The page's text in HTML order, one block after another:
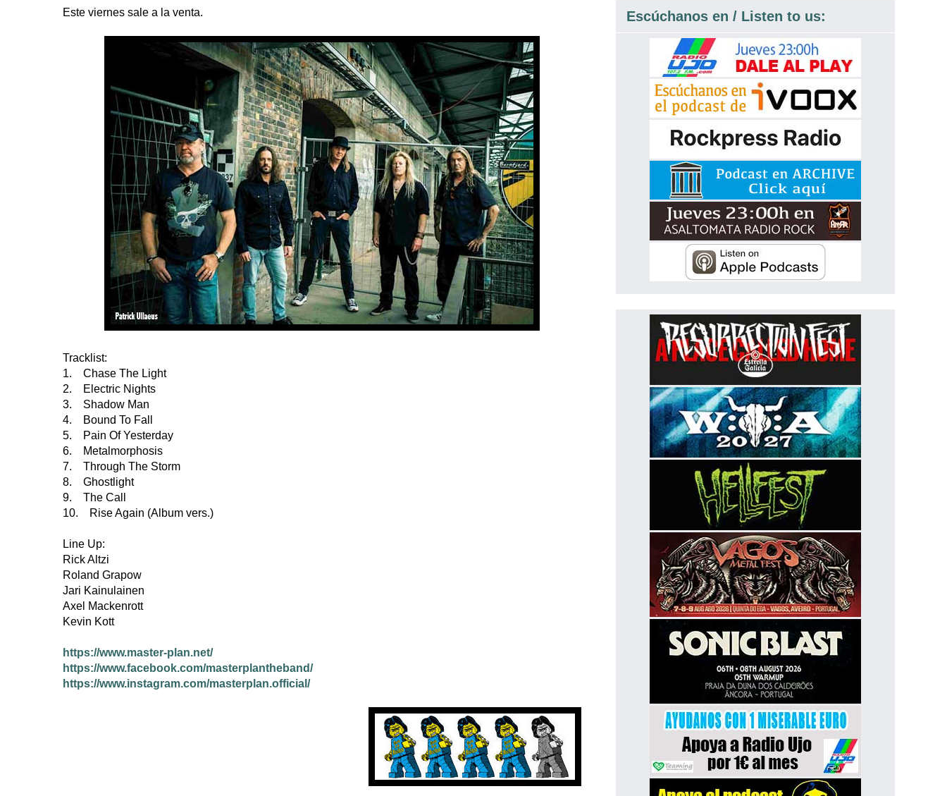
Este viernes sale a la venta.
Tracklist:
1. Chase The Light
2. Electric Nights
3. Shadow Man
4. Bound To Fall
5. Pain Of Yesterday
6. Metalmorphosis
7. Through The Storm
8. Ghostlight
9. The Call
10. Rise Again (Album vers.)
Line Up:
Rick Altzi
Roland Grapow
Jari Kainulainen
Axel Mackenrott
Kevin Kott
https://www.master-plan.net/
https://www.facebook.com/masterplantheband/
https://www.instagram.com/masterplan.official/
Escúchanos en / Listen to us: